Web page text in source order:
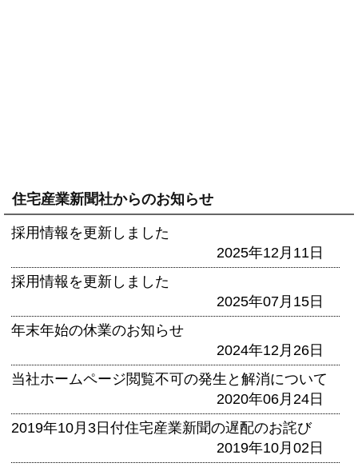
住宅産業新聞社からのお知らせ
採用情報を更新しました
2025年12月11日
採用情報を更新しました
2025年07月15日
年末年始の休業のお知らせ
2024年12月26日
当社ホームページ閲覧不可の発生と解消について
2020年06月24日
2019年10月3日付住宅産業新聞の遅配のお詫び
2019年10月02日